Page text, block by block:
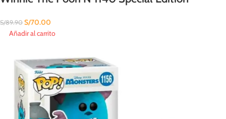
S/89.90 S/70.00
Añadir al carrito